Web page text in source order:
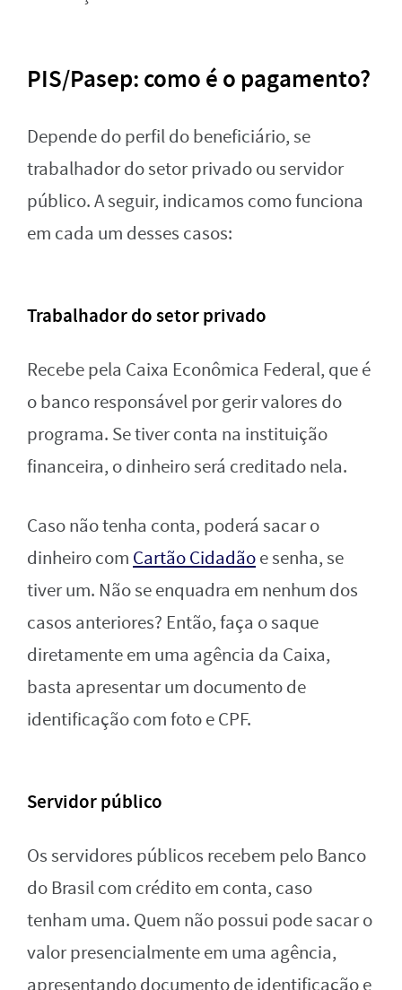
PIS/Pasep: como é o pagamento?
Depende do perfil do beneficiário, se
trabalhador do setor privado ou servidor
público. A seguir, indicamos como funciona
em cada um desses casos:
Trabalhador do setor privado
Recebe pela Caixa Econômica Federal, que é
o banco responsável por gerir valores do
programa. Se tiver conta na instituição
financeira, o dinheiro será creditado nela.
Caso não tenha conta, poderá sacar o
dinheiro com Cartão Cidadãoe senha, se
tiver um. Não se enquadra em nenhum dos
casos anteriores? Então, faça o saque
diretamente em uma agência da Caixa,
basta apresentar um documento de
identificação com foto e CPF.
Servidor público
Os servidores públicos recebem pelo Banco
do Brasil com crédito em conta, caso
tenham uma. Quem não possui pode sacar o
valor presencialmente em uma agência,